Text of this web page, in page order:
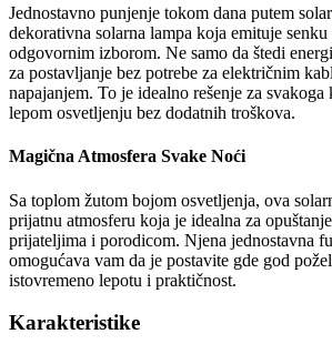
Jednostavno punjenje tokom dana putem
dekorativna solarna lampa koja emituje
odgovornim izborom. Ne samo da štedi
za postavljanje bez potrebe za električnim
napajanjem. To je idealno rešenje za
lepom osvetljenju bez dodatnih troškova.
Magična Atmosfera Svake Noći
Sa toplom žutom bojom osvetljenja, ova
prijatnu atmosferu koja je idealna za
prijateljima i porodicom. Njena jednostavna
omogućava vam da je postavite gde god
istovremeno lepotu i praktičnost.
Karakteristike